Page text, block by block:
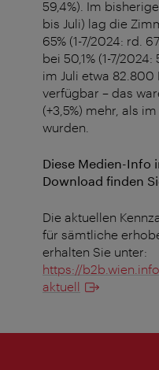
59,4%). Im
bis Juli) lag die
65% (1-7/2024: rd.
bei 50,1% (1-7/
im Juli etwa
verfügbar – das
(+3,5%) mehr, als
wurden.
Diese Medien-Info
Download finden
Die aktuellen
für sämtliche
erhalten Sie unter:
https://
aktuell